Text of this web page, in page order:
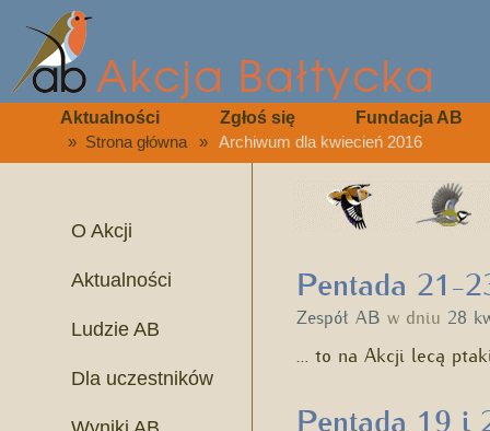
Aktualności Zgłoś się Fundacja AB
» Strona główna » Archiwum dla kwiecień 2016
O Akcji
Aktualności
Ludzie AB
Dla uczestników
Pentada 21-
Zespół AB w dniu 28
… to na Akcji lecą
Pentada 19 i